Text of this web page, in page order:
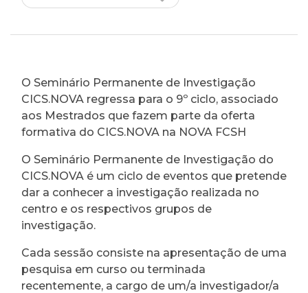
O Seminário Permanente de Investigação
CICS.NOVA regressa para o 9º ciclo, associado
aos Mestrados que fazem parte da oferta
formativa do CICS.NOVA na NOVA FCSH
O Seminário Permanente de Investigação do
CICS.NOVA é um ciclo de eventos que pretende
dar a conhecer a investigação realizada no
centro e os respectivos grupos de
investigação.
Cada sessão consiste na apresentação de uma
pesquisa em curso ou terminada
recentemente, a cargo de um/a investigador/a